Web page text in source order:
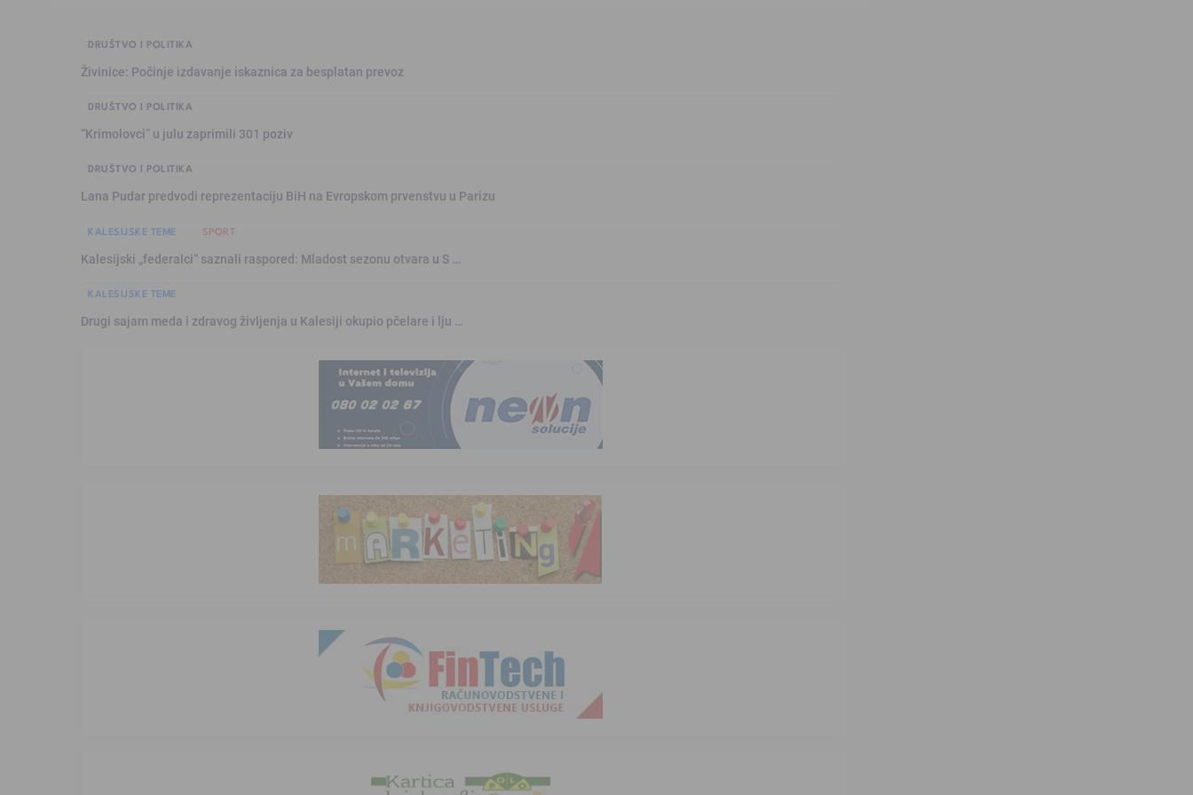
DRUŠTVO I POLITIKA
Živinice: Počinje izdavanje iskaznica za besplatan prevoz
DRUŠTVO I POLITIKA
“Krimolovci” u julu zaprimili 301 poziv
DRUŠTVO I POLITIKA
Lana Pudar predvodi reprezentaciju BiH na Evropskom prvenstvu u Parizu
KALESIJSKE TEME SPORT
Kalesijski „federalci“ saznali raspored: Mladost sezonu otvara u S …
KALESIJSKE TEME
Drugi sajam meda i zdravog življenja u Kalesiji okupio pčelare i lju …